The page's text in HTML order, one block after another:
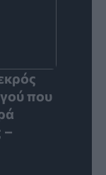
που
–